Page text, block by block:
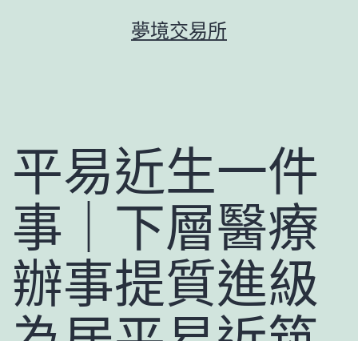
夢境交易所
平易近生一件
事｜下層醫療
辦事提質進級